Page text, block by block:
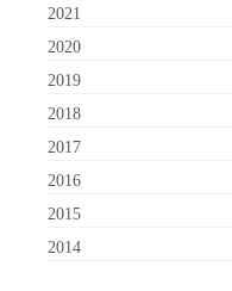
2021
2020
2019
2018
2017
2016
2015
2014